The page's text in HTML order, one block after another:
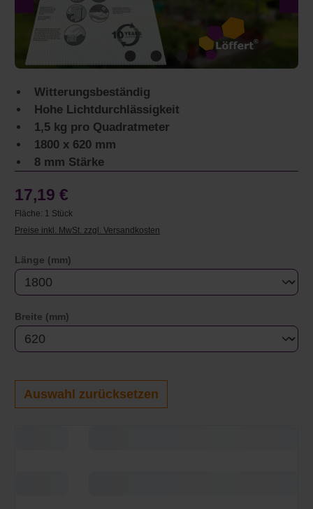
Witterungsbeständig
Hohe Lichtdurchlässigkeit
1,5 kg pro Quadratmeter
1800 x 620 mm
8 mm Stärke
17,19 €
Fläche: 1 Stück
Preise inkl. MwSt. zzgl. Versandkosten
Länge (mm)
Breite (mm)
Auswahl zurücksetzen